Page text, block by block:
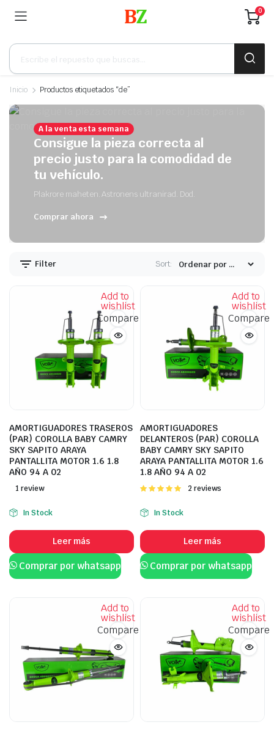
0
Búsqueda
productos
Inicio Productos etiquetados “de”
A la venta esta semana
Consigue la pieza correcta al
precio justo para la comodidad de
tu vehículo.
Plakrore maheten. Astronens ultranirad. Dod.
Comprar ahora
Filter Sort:
Add to
wishlist
Compare
AMORTIGUADORES TRASEROS
(PAR) COROLLA BABY CAMRY
SKY SAPITO ARAYA
PANTALLITA MOTOR 1.6 1.8
AÑO 94 A 02
1 review
In Stock
Leer más
Comprar por whatsapp
Add to
wishlist
Compare
AMORTIGUADORES
DELANTEROS (PAR) COROLLA
BABY CAMRY SKY SAPITO
ARAYA PANTALLITA MOTOR 1.6
1.8 AÑO 94 A 02
Valorado
5
2 reviews
In Stock
Leer más
Comprar por whatsapp
Add to
wishlist
Compare
Add to
wishlist
Compare